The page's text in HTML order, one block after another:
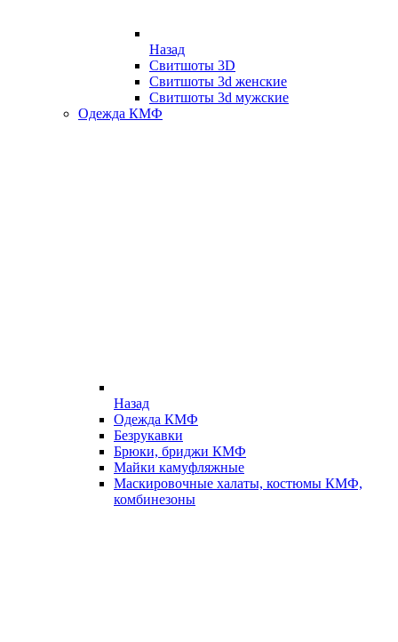
Назад
Свитшоты 3D
Свитшоты 3d женские
Свитшоты 3d мужские
Одежда КМФ
Назад
Одежда КМФ
Безрукавки
Брюки, бриджи КМФ
Майки камуфляжные
Маскировочные халаты, костюмы КМФ,
комбинезоны